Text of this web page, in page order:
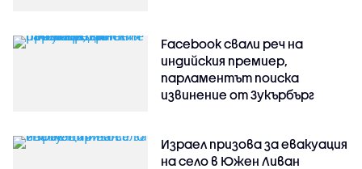
Facebook свали реч на
индийския премиер,
парламентът поиска
извинение от Зукърбърг
Израел призова за евакуация
на село в Южен Ливан